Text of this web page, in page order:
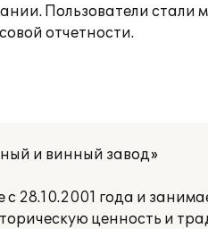
Пользователи стали
отчетности.
и винный завод»
года и
ценность и